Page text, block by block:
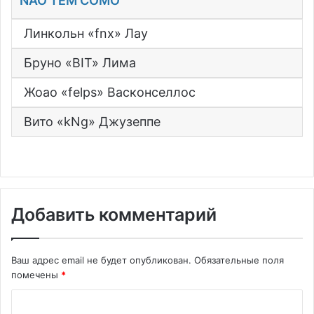
Линкольн «fnx» Лау
Бруно «BIT» Лима
Жоао «felps» Васконселлос
Вито «kNg» Джузеппе
Добавить комментарий
Ваш адрес email не будет опубликован. Обязательные поля
помечены *